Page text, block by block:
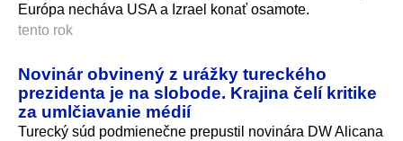
Európa necháva USA a Izrael konať osamote.
tento rok
Novinár obvinený z urážky tureckého
prezidenta je na slobode. Krajina čelí kritike
za umlčiavanie médií
Turecký súd podmienečne prepustil novinára DW Alicana